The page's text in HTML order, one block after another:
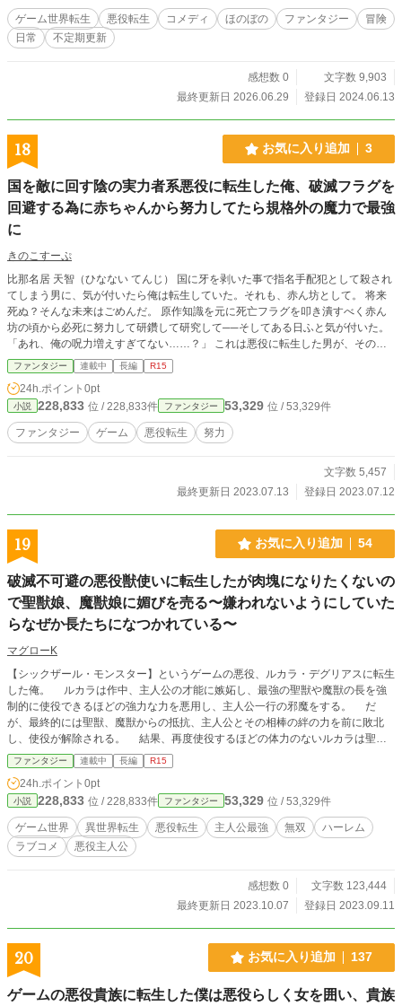
ゲーム世界転生 悪役転生 コメディ ほのぼの ファンタジー
冒険
日常
不定期更新
感想数 0
文字数 9,903
最終更新日 2026.06.29
登録日 2024.06.13
18 お気に入り追加 3
国を敵に回す陰の実力者系悪役に転生した俺、破滅フラグを
回避する為に赤ちゃんから努力してたら規格外の魔力で最強
に
きのこすーぷ
比那名居 天智（ひなない てんじ） 国に牙を剥いた事で指名手配犯として殺され
てしまう男に、気が付いたら俺は転生していた。それも、赤ん坊として。 将来
死ぬ？そんな未来はごめんだ。 原作知識を元に死亡フラグを叩き潰すべく赤ん
坊の頃から必死に努力して研鑽して研究して──そしてある日ふと気が付いた。
「あれ、俺の呪力増えすぎてない……？」 これは悪役に転生した男が、その天
武の才能を過剰なまでに研鑽してシナリオをぶっ壊す物語。 ※ストーリーはサ
クサク進めたいなと思ってます。 カクヨムにて先行配信しております。もし良
ければ応援よろしくお願いします。
ファンタジー 連載中 長編 R15
24h.ポイント 0pt
小説 228,833 位 / 228,833件 ファンタジー 53,329 位 / 53,329件
ファンタジー ゲーム 悪役転生 努力
文字数 5,457
最終更新日 2023.07.13
登録日 2023.07.12
19 お気に入り追加 54
破滅不可避の悪役獣使いに転生したが肉塊になりたくないの
で聖獣娘、魔獣娘に媚びを売る〜嫌われないようにしていた
らなぜか長たちになつかれている〜
マグローK
【シックザール・モンスター】というゲームの悪役、ルカラ・デグリアスに転生
した俺。 ルカラは作中、主人公の才能に嫉妬し、最強の聖獣や魔獣の長を強
制的に使役できるほどの強力な力を悪用し、主人公一行の邪魔をする。 だ
が、最終的には聖獣、魔獣からの抵抗、主人公とその相棒の絆の力を前に敗北
し、使役が解除される。 結果、再度使役するほどの体力のないルカラは聖
獣、魔獣と立場が逆転し、これまで自分がやっていたようにこき使われることに
なる。 そして、最終的には肉塊として見つかる運命をたどる。 こうなった
ら、俺のヘイトが溜まる前に聖獣、魔獣たちに出会ったらむしろ、媚びを売ろ
う。 そうしてこき使うのはやめてせめて殺されないようにしよう。 主人公
と出会ったとしても極力関わらないようにしよう。 そう思い、善良に生きる
ことを決意したのだが、聖獣の子を手当てしただけなのになぜか聖獣の長が俺の
前に！？ 気づけば女主人公までも現れて！？ え、俺の弟子になりたい！？
フラグを持ち込まないでくれ！！ この小説は他サイトでも投稿しています。
ファンタジー 連載中 長編 R15
24h.ポイント 0pt
小説 228,833 位 / 228,833件 ファンタジー 53,329 位 / 53,329件
ゲーム世界 異世界転生 悪役転生 主人公最強 無双
ハーレム
ラブコメ
悪役主人公
感想数 0
文字数 123,444
最終更新日 2023.10.07
登録日 2023.09.11
20 お気に入り追加 137
ゲームの悪役貴族に転生した僕は悪役らしく女を囲い、貴族